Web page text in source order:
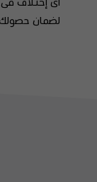
لضمان حصولك على شماغ